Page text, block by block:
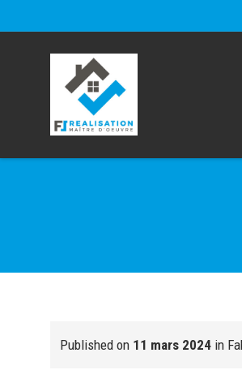
Published on 11 mars 2024 in